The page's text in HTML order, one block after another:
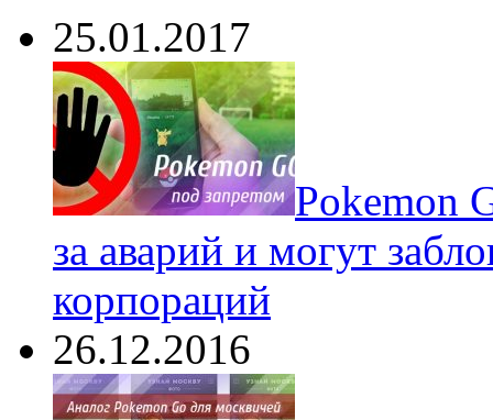
25.01.2017
Pokеmon
за аварий и могут
корпораций
26.12.2016